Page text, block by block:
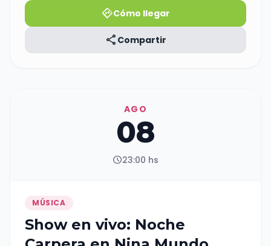
directionsCómo llegar
share Compartir
AGO
08
schedule23:00 hs
MÚSICA
Show en vivo: Noche